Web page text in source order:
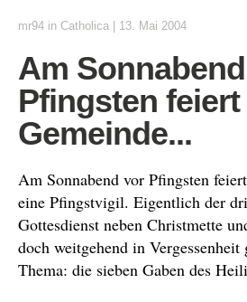
mr94 in Catholica 13. Mai 2004
Am
Pfingsten
Gemeinde...
Am Sonnabend vor Pfingsten
eine Pfingstvigil. Eigentlich der
Gottesdienst neben Christmette
doch weitgehend in Vergessenheit
Thema: die sieben Gaben des